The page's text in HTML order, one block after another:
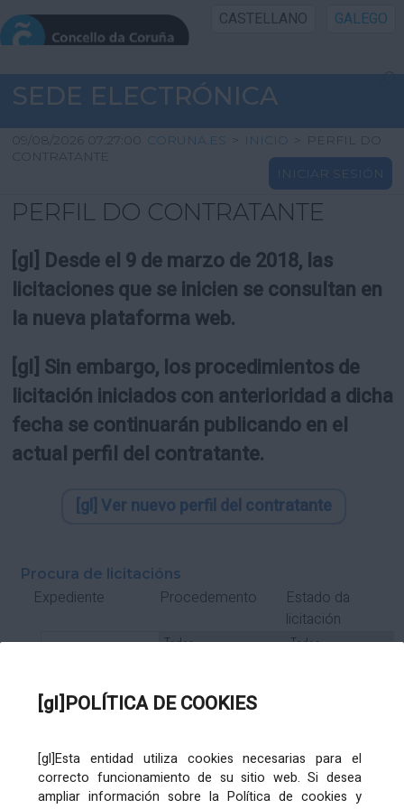
[gl]POLÍTICA DE COOKIES
[gl]Esta entidad utiliza cookies necesarias para el
correcto funcionamiento de su sitio web. Si desea
ampliar información sobre la Política de cookies y
CASTELLANO GALEGO
INICIO SEDE
INICIO
INFORMACIÓN PÚBLICA
UTILIDADES
SEDE ELECTRÓNICA
09/08/2026 07:27:00 CORUNA.ES > INICIO > PERFIL DO
CONTRATANTE
INICIAR SESIÓN
PERFIL DO CONTRATANTE
[gl] Desde el 9 de marzo de 2018, las
licitaciones que se inicien se consultan en
la nueva plataforma web.
[gl] Sin embargo, los procedimientos de
licitación iniciados con anterioridad a dicha
fecha se continuarán publicando en el
actual perfil del contratante.
[gl] Ver nuevo perfil del contratante
Procura de licitacións
Expediente Procedemento
Estado da
licitación
Subcontrato Tramitación
Órgano de contratación Título